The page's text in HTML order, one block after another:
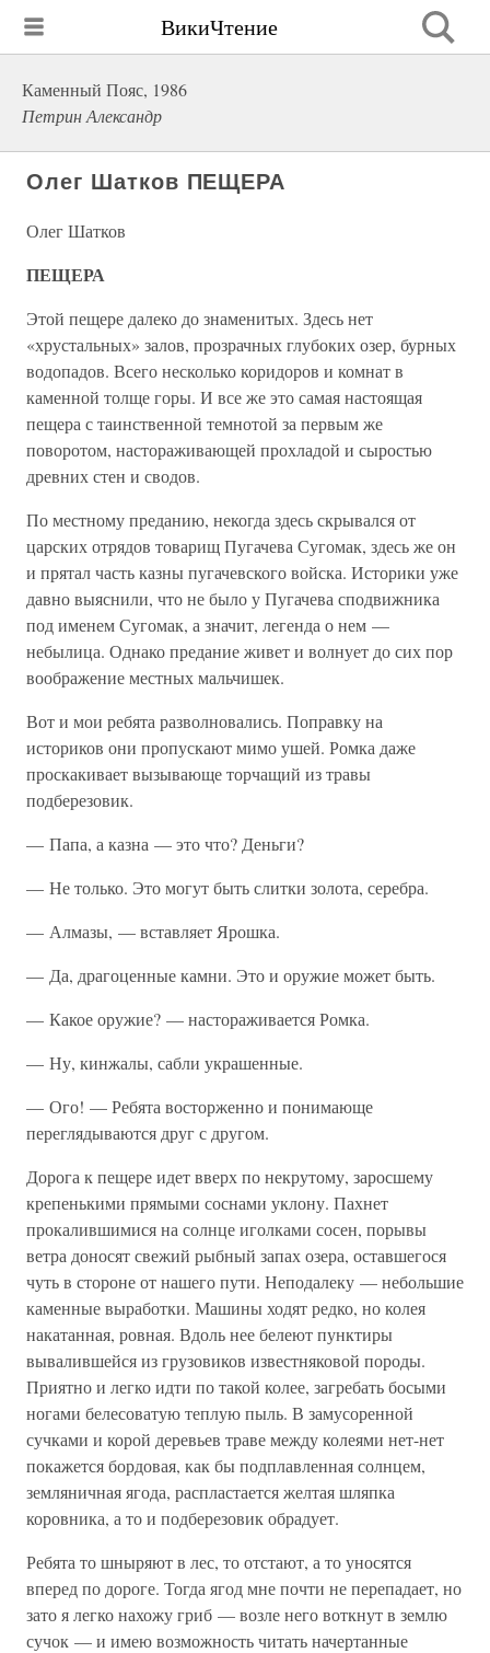
ВикиЧтение
Каменный Пояс, 1986
Петрин Александр
Олег Шатков ПЕЩЕРА
Олег Шатков
ПЕЩЕРА
Этой пещере далеко до знаменитых. Здесь нет
«хрустальных» залов, прозрачных глубоких озер, бурных
водопадов. Всего несколько коридоров и комнат в
каменной толще горы. И все же это самая настоящая
пещера с таинственной темнотой за первым же
поворотом, настораживающей прохладой и сыростью
древних стен и сводов.
По местному преданию, некогда здесь скрывался от
царских отрядов товарищ Пугачева Сугомак, здесь же он
и прятал часть казны пугачевского войска. Историки уже
давно выяснили, что не было у Пугачева сподвижника
под именем Сугомак, а значит, легенда о нем —
небылица. Однако предание живет и волнует до сих пор
воображение местных мальчишек.
Вот и мои ребята разволновались. Поправку на
историков они пропускают мимо ушей. Ромка даже
проскакивает вызывающе торчащий из травы
подберезовик.
— Папа, а казна — это что? Деньги?
— Не только. Это могут быть слитки золота, серебра.
— Алмазы, — вставляет Ярошка.
— Да, драгоценные камни. Это и оружие может быть.
— Какое оружие? — настораживается Ромка.
— Ну, кинжалы, сабли украшенные.
— Ого! — Ребята восторженно и понимающе
переглядываются друг с другом.
Дорога к пещере идет вверх по некрутому, заросшему
крепенькими прямыми соснами уклону. Пахнет
прокалившимися на солнце иголками сосен, порывы
ветра доносят свежий рыбный запах озера, оставшегося
чуть в стороне от нашего пути. Неподалеку — небольшие
каменные выработки. Машины ходят редко, но колея
накатанная, ровная. Вдоль нее белеют пунктиры
вывалившейся из грузовиков известняковой породы.
Приятно и легко идти по такой колее, загребать босыми
ногами белесоватую теплую пыль. В замусоренной
сучками и корой деревьев траве между колеями нет-нет
покажется бордовая, как бы подплавленная солнцем,
земляничная ягода, распластается желтая шляпка
коровника, а то и подберезовик обрадует.
Ребята то шныряют в лес, то отстают, а то уносятся
вперед по дороге. Тогда ягод мне почти не перепадает, но
зато я легко нахожу гриб — возле него воткнут в землю
сучок — и имею возможность читать начертанные